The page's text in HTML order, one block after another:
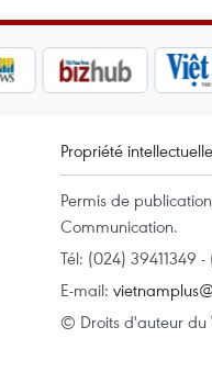
Propriété intellectuelle
Permis de
Communication.
Tél: (024) 39411349
E-mail:
© Droits d'auteur du